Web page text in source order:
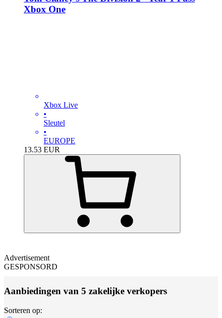
Xbox One
Xbox Live
•
Sleutel
•
EUROPE
13.53 EUR
Advertisement
GESPONSORD
Aanbiedingen van 5 zakelijke verkopers
Sorteren op: